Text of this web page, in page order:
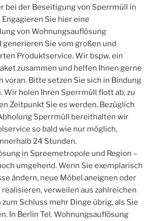
bei der Beseitigung von Sperrmüll in
Sie hier eine
von Wohnungsauflösung
generieren Sie vom großen und
Produktservice. Wir bspw. ein
zusammen und helfen Ihnen gerne
voran. Bitte setzen Sie sich in Bindung
Wir holen Ihren Sperrmüll flott ab, zu
Zeitpunkt Sie es werden. Bezüglich
Sperrmüll bereithalten wir
so bald wie nur möglich,
24 Stunden.
in Spreemetropole und Region –
umgehend. Wenn Sie exemplarisch
ändern, neue Möbel aneignen oder
realisieren, verweilen aus zahlreichen
Schluss mehr Dinge übrig, als Sie
In Berlin Tel. Wohnungsauflösung